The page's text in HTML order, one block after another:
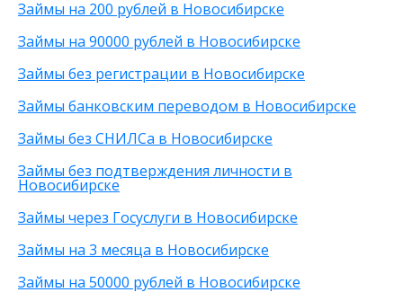
На карту ВТБ
На мобильный телефон
На неименную карту
На виртуальную карту
На зарплатную карту
По телефону
Через Телеграм
На Webmoney
Через Золотую Корону
Через приложение
На карту Моментум
на Яндекс деньги
Без указания работы
С временной регистрацией
Без фото
Без подтверждения личности
Без процентов
С высоким одобрением
Без залога
Без посредников
Без посещения офиса
80 000 рублей
90 000 рублей
200 рублей
25 000 рублей
15 000 рублей
30 000 рублей
8 000 рублей
500 рублей
20 000 рублей
Займы на 200 рублей в Новосибирске
Займы на 90000 рублей в Новосибирске
Займы без регистрации в Новосибирске
Займы банковским переводом в Новосибирске
Займы без СНИЛСа в Новосибирске
Займы без подтверждения личности в
Новосибирске
Займы через Госуслуги в Новосибирске
Займы на 3 месяца в Новосибирске
Займы на 50000 рублей в Новосибирске